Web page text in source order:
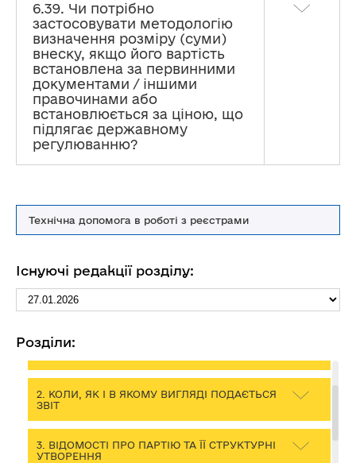
Технічна допомога в роботі з реєстрами
Існуючі редакції розділу:
Розділи:
політичних партій до Реєстру POLITDATA
ПЕРЕЛІК СКОРОЧЕНЬ
1. ЗАГАЛЬНІ ПИТАННЯ ПОДАННЯ ЗВІТНОСТІ
2. КОЛИ, ЯК І В ЯКОМУ ВИГЛЯДІ ПОДАЄТЬСЯ
ЗВІТ
3. ВІДОМОСТІ ПРО ПАРТІЮ ТА ЇЇ СТРУКТУРНІ
УТВОРЕННЯ
6.39. Чи потрібно
застосовувати методологію
визначення розміру (суми)
внеску, якщо його вартість
встановлена за первинними
документами / іншими
правочинами або
встановлюється за ціною, що
підлягає державному
регулюванню?